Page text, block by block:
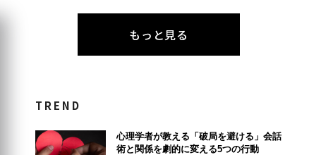
もっと見る
TREND
心理学者が教える「破局を避ける」会話
術と関係を劇的に変える5つの行動